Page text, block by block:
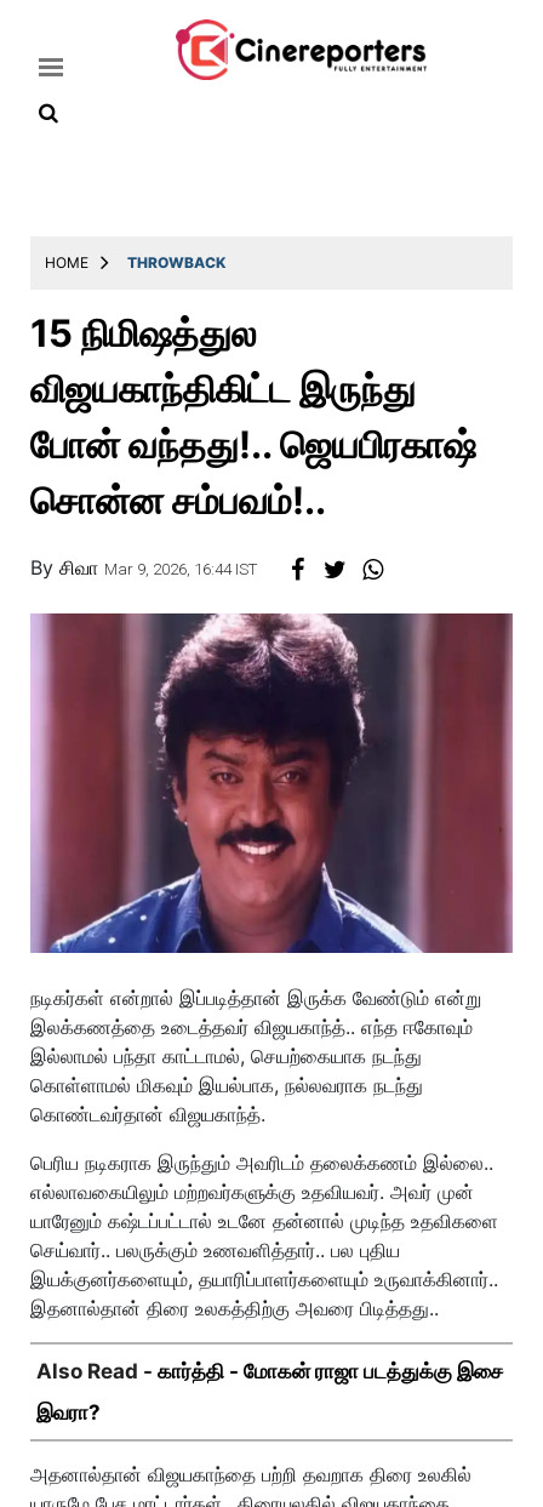
Latest
Throwback
Television
Reviews
Story
HOME THROWBACK
15 நிமிஷத்துல
விஜயகாந்திகிட்ட இருந்து
போன் வந்தது!.. ஜெயபிரகாஷ்
சொன்ன சம்பவம்!..
By சிவா Mar 9, 2026, 16:44 IST
நடிகர்கள் என்றால் இப்படித்தான் இருக்க வேண்டும் என்று
இலக்கணத்தை உடைத்தவர் விஜயகாந்த்.. எந்த ஈகோவும்
இல்லாமல் பந்தா காட்டாமல், செயற்கையாக நடந்து
கொள்ளாமல் மிகவும் இயல்பாக, நல்லவராக நடந்து
கொண்டவர்தான் விஜயகாந்த்.
பெரிய நடிகராக இருந்தும் அவரிடம் தலைக்கணம் இல்லை..
எல்லாவகையிலும் மற்றவர்களுக்கு உதவியவர். அவர் முன்
யாரேனும் கஷ்டப்பட்டால் உடனே தன்னால் முடிந்த உதவிகளை
செய்வார்.. பலருக்கும் உணவளித்தார்.. பல புதிய
இயக்குனர்களையும், தயாரிப்பாளர்களையும் உருவாக்கினார்..
இதனால்தான் திரை உலகத்திற்கு அவரை பிடித்தது..
Also Read - கார்த்தி - மோகன் ராஜா படத்துக்கு இசை
இவரா?
அதனால்தான் விஜயகாந்தை பற்றி தவறாக திரை உலகில்